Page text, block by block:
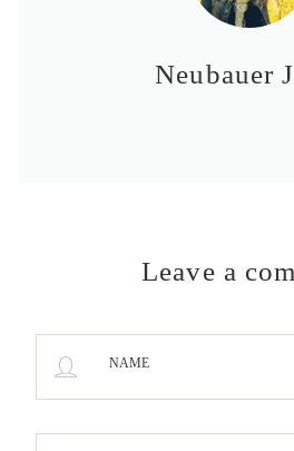
Neubauer
Leave a
NAME